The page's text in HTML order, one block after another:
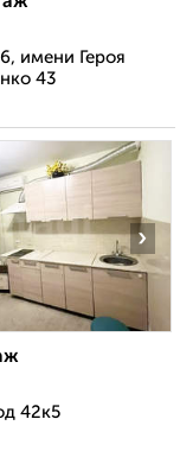
имени Героя
43
›
42к5